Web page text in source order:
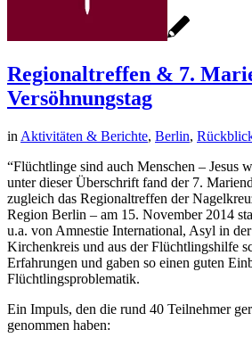
Regionaltreffen & 7.
Versöhnungstag
in Aktivitäten & Berichte, Berlin,
“Flüchtlinge sind auch Menschen – Jesus
unter dieser Überschrift fand der 7.
zugleich das Regionaltreffen der
Region Berlin – am 15. November 2014
u.a. von Amnestie International, Asyl in
Kirchenkreis und aus der Flüchtlingshilfe
Erfahrungen und gaben so einen guten
Flüchtlingsproblematik.
Ein Impuls, den die rund 40 Teilnehmer
genommen haben: